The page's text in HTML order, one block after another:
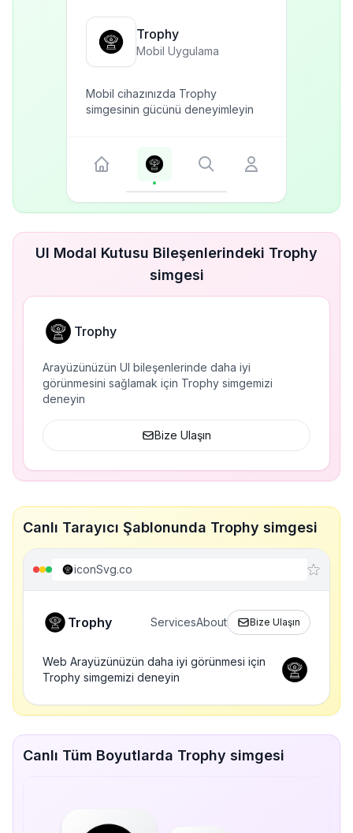
Trophy
Mobil Uygulama
Mobil cihazınızda Trophy
simgesinin gücünü deneyimleyin
UI Modal Kutusu Bileşenlerindeki Trophy
simgesi
Trophy
Arayüzünüzün UI bileşenlerinde daha iyi
görünmesini sağlamak için Trophy simgemizi
deneyin
Bize Ulaşın
Canlı Tarayıcı Şablonunda Trophy simgesi
iconSvg.co
Trophy ServicesAbout Bize Ulaşın
Web Arayüzünüzün daha iyi görünmesi için
Trophy simgemizi deneyin
Canlı Tüm Boyutlarda Trophy simgesi